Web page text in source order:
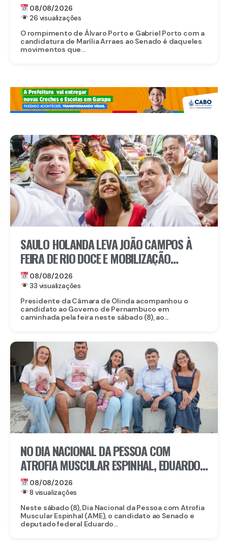
08/08/2026
26 visualizações
O rompimento de Álvaro Porto e Gabriel Porto com a
candidatura de Marília Arraes ao Senado é daqueles
movimentos que...
SAULO HOLANDA LEVA JOÃO CAMPOS À
FEIRA DE RIO DOCE E MOBILIZAÇÃO
IMPRESSIONA EM OLINDA
08/08/2026
33 visualizações
Presidente da Câmara de Olinda acompanhou o
candidato ao Governo de Pernambuco em
caminhada pela feira neste sábado (8), ao...
NO DIA NACIONAL DA PESSOA COM
ATROFIA MUSCULAR ESPINHAL, EDUARDO
DA FONTE DESTACA ACESSO A
MEDICAMENTO DE MAIS DE R$ 6 MILHÕES
08/08/2026
8 visualizações
Neste sábado (8), Dia Nacional da Pessoa com Atrofia
Muscular Espinhal (AME), o candidato ao Senado e
deputado federal Eduardo...